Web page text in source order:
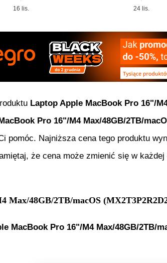
16 lis. 24 lis.
Laptop Apple MacBook Pro 16"/
Pro 16"/M4 Max/48GB/2TB/
pomóc. Najniższa cena tego produktu
że cena może zmienić się w
Max/48GB/2TB/macOS
MacBook Pro 16"/M4 Max/48GB/2TB/